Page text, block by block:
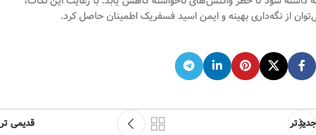
از نگه‌داری بهینه و ایمن اسید فسفریک اطمینان حاصل کرد.
جدیدتر قدیمی تر